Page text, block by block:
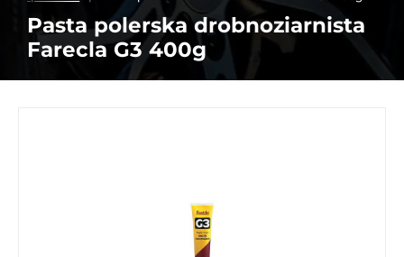
Pasta polerska drobnoziarnista
Farecla G3 400g